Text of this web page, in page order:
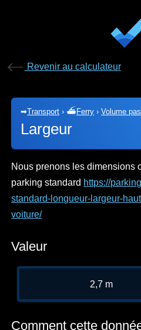
Revenir au calculateur
➡Transport ›⛴ Ferry ›Volume
Largeur
Nous prenons les dimensions
parking standard https://
standard-longueur-largeur-
voiture/
Valeur
2,7 m
Comment cette